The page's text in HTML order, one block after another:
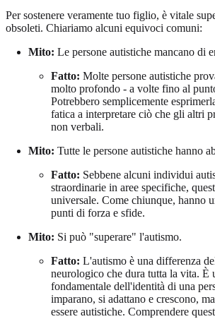
Per sostenere veramente tuo figlio, è vitale
obsoleti. Chiariamo alcuni equivoci comuni:
Mito: Le persone autistiche mancano di
Fatto: Molte persone autistiche
molto profondo - a volte fino al
Potrebbero semplicemente
fatica a interpretare ciò che gli altri
non verbali.
Mito: Tutte le persone autistiche hanno
Fatto: Sebbene alcuni individui
straordinarie in aree specifiche,
universale. Come chiunque, hanno
punti di forza e sfide.
Mito: Si può "superare" l'autismo.
Fatto: L'autismo è una differenza
neurologico che dura tutta la vita. È
fondamentale dell'identità di una
imparano, si adattano e crescono,
essere autistiche. Comprendere